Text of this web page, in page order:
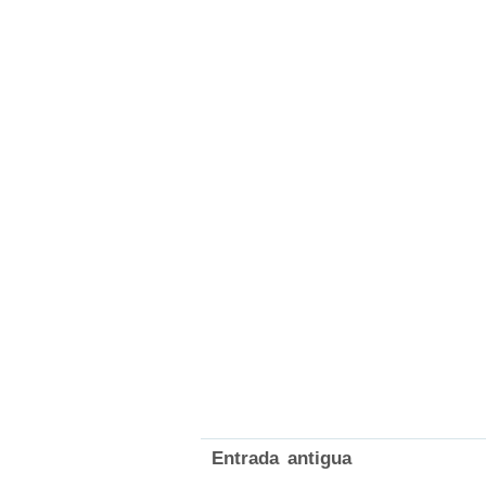
Entrada antigua